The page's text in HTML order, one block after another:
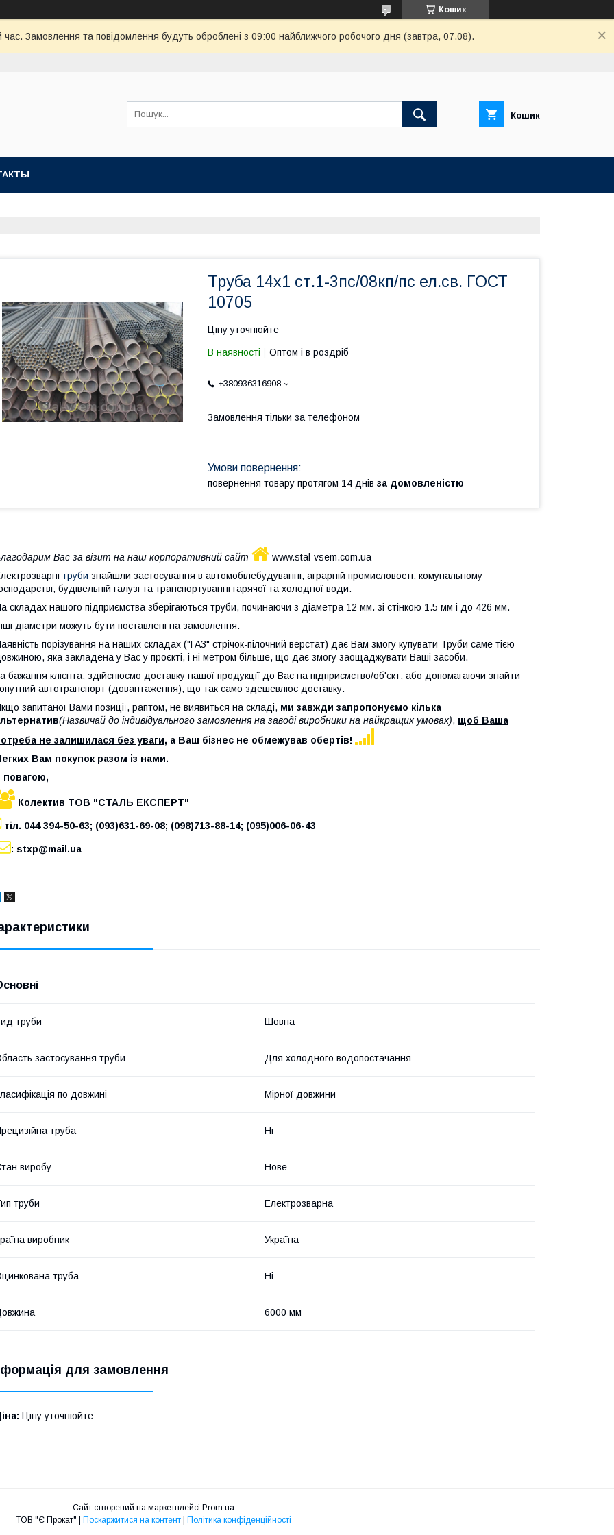
Кошик
час. Замовлення та повідомлення будуть оброблені з 09:00 найближчого робочого дня (завтра, 07.08).
Кошик
Труба 14х1 ст.1-3пс/08кп/пс ел.св. ГОСТ
10705
Ціну уточнюйте
В наявності Оптом і в роздріб
+380936316908
Замовлення тільки за телефоном
повернення товару протягом 14 днів за домовленістю
Вас за візит на наш корпоративний сайт
www.stal-vsem.com.ua
труби знайшли застосування в автомобілебудуванні, аграрній промисловості, комунальному
будівельній галузі та транспортуванні гарячої та холодної води.
складах нашого підприємства зберігаються труби, починаючи з діаметра 12 мм. зі стінкою 1.5 мм і до 426 мм.
діаметри можуть бути поставлені на замовлення.
порізування на наших складах ("ГАЗ" стрічок-пілочний верстат) дає Вам змогу купувати Труби саме тією
яка закладена у Вас у проєкті, і ні метром більше, що дає змогу заощаджувати Ваші засоби.
бажання клієнта, здійснюємо доставку нашої продукції до Вас на підприємство/об'єкт, або допомагаючи знайти
автотранспорт (довантаження), що так само здешевлює доставку.
запитаної Вами позиції, раптом, не виявиться на складі, ми завжди запропонуємо кілька
(Назвичай до індивідуального замовлення на заводі виробники на найкращих умовах), щоб Ваша
не залишилася без уваги, а Ваш бізнес не обмежував обертів!
Вам покупок разом із нами.
повагою,
Колектив ТОВ "СТАЛЬ ЕКСПЕРТ"
тіл. 044 394-50-63; (093)631-69-08; (098)713-88-14; (095)006-06-43
: stxp@mail.ua
труби Шовна
застосування труби Для холодного водопостачання
по довжині Мірної довжини
труба Ні
виробу Нове
труби Електрозварна
виробник Україна
труба Ні
6000 мм
для замовлення
Ціну уточнюйте
Сайт створений на маркетплейсі Prom.ua
Поскаржитися на контент Політика конфіденційності